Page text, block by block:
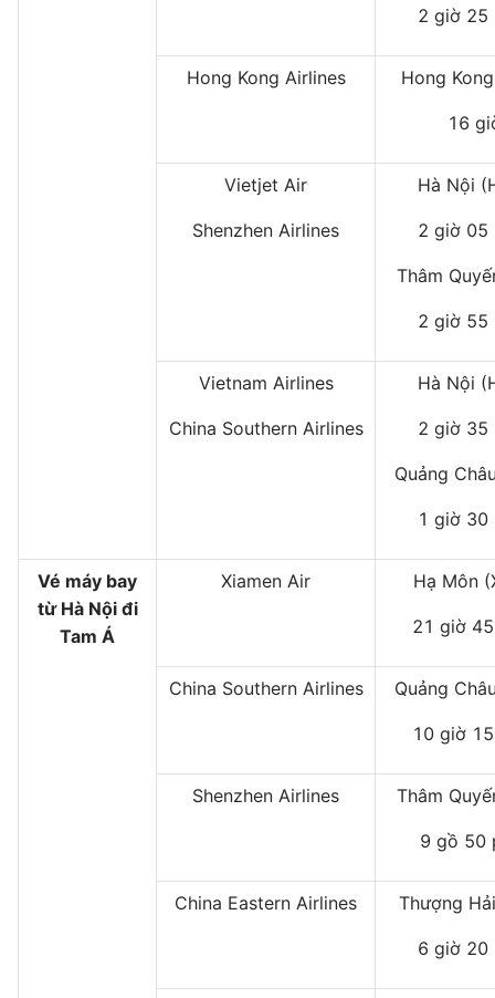
2 giờ 25
Hong Kong Airlines Hong
16
Vietjet Air
Shenzhen Airlines
Hà Nội
2 giờ 05
Thâm
2 giờ 55
Vietnam Airlines
China Southern Airlines
Hà Nội
2 giờ 35
Quảng
1 giờ 30
Vé máy bay
từ Hà Nội đi
Tam Á
Xiamen Air Hạ Môn
21 giờ
China Southern Airlines Quảng
10 giờ
Shenzhen Airlines Thâm
9 gồ 50
China Eastern Airlines Thượng
6 giờ 20